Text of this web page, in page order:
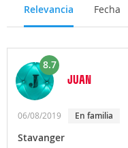
Relevancia Fecha
8.7
JUAN
06/08/2019 en familia
Stavanger